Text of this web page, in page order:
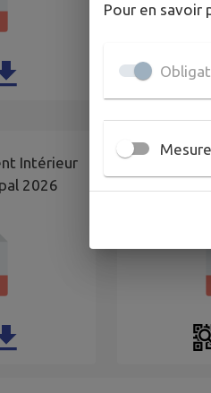
Intérieur
2026
Pour en savoir